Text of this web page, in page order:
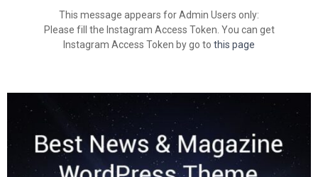
This message appears for Admin Users only:
Please fill the Instagram Access Token. You can get
Instagram Access Token by go to this page